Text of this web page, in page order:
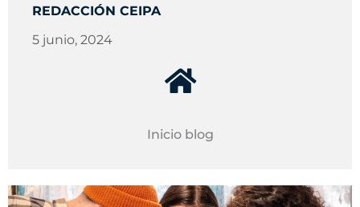
REDACCIÓN CEIPA
5 junio, 2024
Inicio blog